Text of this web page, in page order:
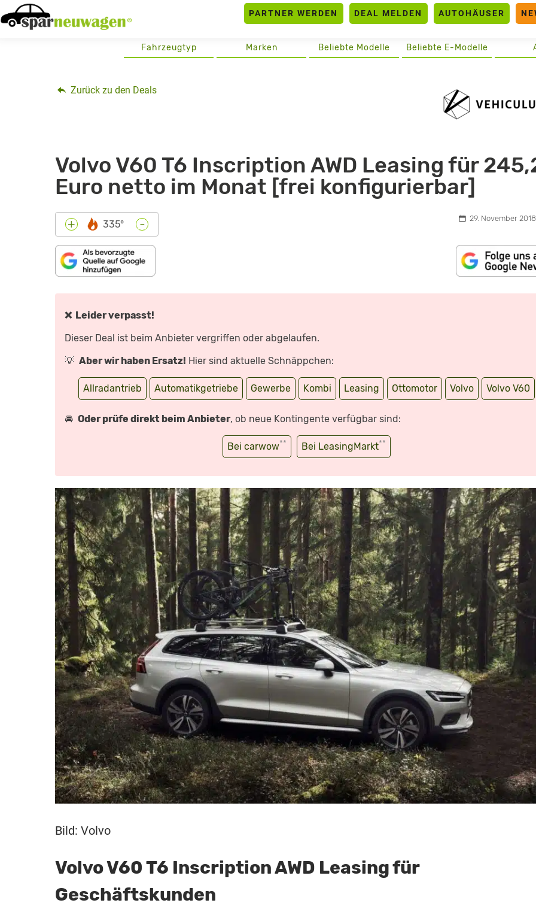
Skip
to
PARTNER WERDEN DEAL MELDEN AUTOHÄUSER
Beliebte E-Modelle
Beliebte Modelle
Marken
Fahrzeugtyp
Zurück zu den Deals
Volvo V60 T6 Inscription AWD Leasing für
Euro netto im Monat [frei konfigurierbar]
+ 335° - 29. November
❌ Leider verpasst!
Dieser Deal ist beim Anbieter vergriffen oder abgelaufen.
💡 Aber wir haben Ersatz! Hier sind aktuelle Schnäppchen:
Allradantrieb Automatikgetriebe Gewerbe Kombi Leasing Ottomotor Volvo Volvo V60
🚘 Oder prüfe direkt beim Anbieter, ob neue Kontingente verfügbar sind:
Bei carwow** Bei LeasingMarkt**
Bild: Volvo
Volvo V60 T6 Inscription AWD Leasing für
Geschäftskunden
LAPPE U
ND V
AHINTER? –
REVIEW) |
OTOR U